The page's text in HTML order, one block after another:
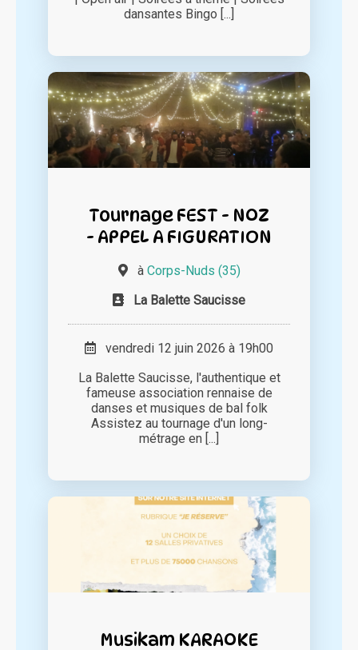
dansantes Bingo [...]
Tournage FEST - NOZ
- APPEL A FIGURATION
à Corps-Nuds (35)
La Balette Saucisse
vendredi 12 juin 2026 à 19h00
La Balette Saucisse, l'authentique et
fameuse association rennaise de
danses et musiques de bal folk
Assistez au tournage d'un long-
métrage en [...]
Musikam KARAOKE